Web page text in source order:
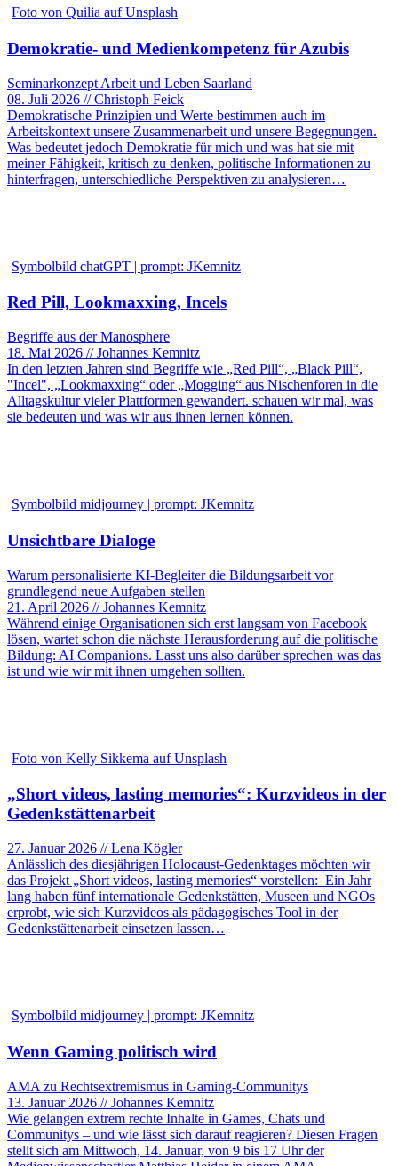
Foto von Quilia auf Unsplash
Demokratie- und Medienkompetenz für Azubis
Seminarkonzept Arbeit und Leben Saarland
08. Juli 2026 // Christoph Feick
Demokratische Prinzipien und Werte bestimmen auch im
Arbeitskontext unsere Zusammenarbeit und unsere Begegnungen.
Was bedeutet jedoch Demokratie für mich und was hat sie mit
meiner Fähigkeit, kritisch zu denken, politische Informationen zu
hinterfragen, unterschiedliche Perspektiven zu analysieren…
Symbolbild chatGPT | prompt: JKemnitz
Red Pill, Lookmaxxing, Incels
Begriffe aus der Manosphere
18. Mai 2026 // Johannes Kemnitz
In den letzten Jahren sind Begriffe wie „Red Pill“, „Black Pill“,
"Incel", „Lookmaxxing“ oder „Mogging“ aus Nischenforen in die
Alltagskultur vieler Plattformen gewandert. schauen wir mal, was
sie bedeuten und was wir aus ihnen lernen können.
Symbolbild midjourney | prompt: JKemnitz
Unsichtbare Dialoge
Warum personalisierte KI-Begleiter die Bildungsarbeit vor
grundlegend neue Aufgaben stellen
21. April 2026 // Johannes Kemnitz
Während einige Organisationen sich erst langsam von Facebook
lösen, wartet schon die nächste Herausforderung auf die politische
Bildung: AI Companions. Lasst uns also darüber sprechen was das
ist und wie wir mit ihnen umgehen sollten.
Foto von Kelly Sikkema auf Unsplash
„Short videos, lasting memories“: Kurzvideos in der
Gedenkstättenarbeit
27. Januar 2026 // Lena Kögler
Anlässlich des diesjährigen Holocaust-Gedenktages möchten wir
das Projekt „Short videos, lasting memories“ vorstellen: Ein Jahr
lang haben fünf internationale Gedenkstätten, Museen und NGOs
erprobt, wie sich Kurzvideos als pädagogisches Tool in der
Gedenkstättenarbeit einsetzen lassen…
Symbolbild midjourney | prompt: JKemnitz
Wenn Gaming politisch wird
AMA zu Rechtsextremismus in Gaming-Communitys
13. Januar 2026 // Johannes Kemnitz
Wie gelangen extrem rechte Inhalte in Games, Chats und
Communitys – und wie lässt sich darauf reagieren? Diesen Fragen
stellt sich am Mittwoch, 14. Januar, von 9 bis 17 Uhr der